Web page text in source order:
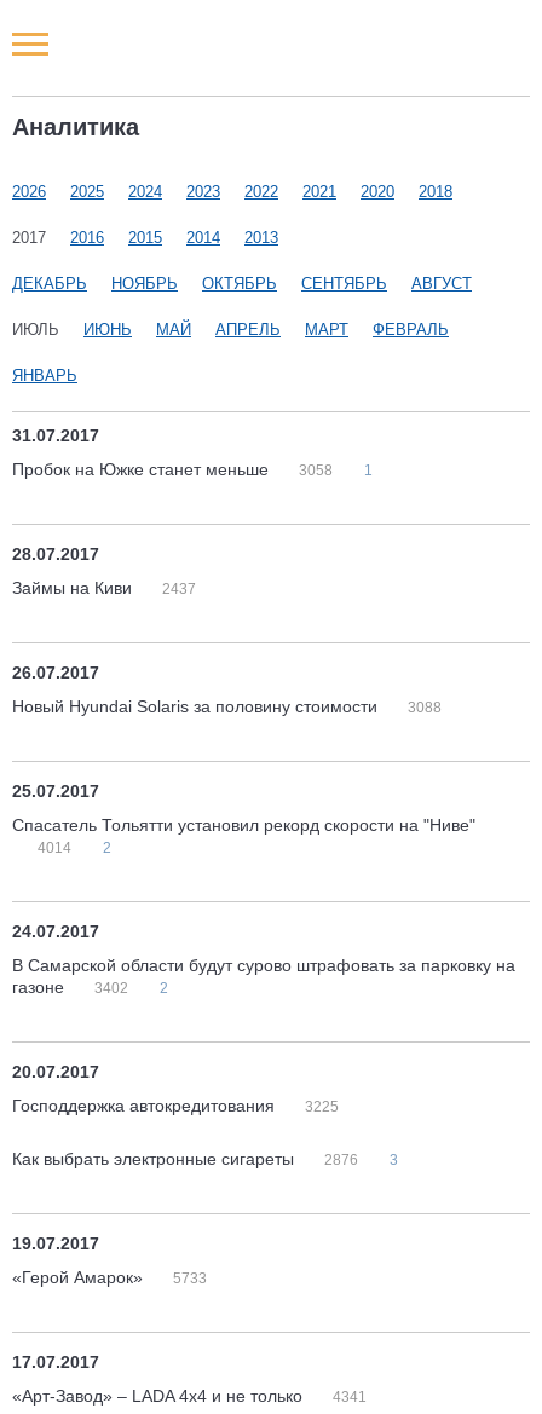
Аналитика
2026 2025 2024 2023 2022 2021 2020 2018
2017 2016 2015 2014 2013
ДЕКАБРЬ НОЯБРЬ ОКТЯБРЬ СЕНТЯБРЬ АВГУСТ
ИЮЛЬ ИЮНЬ МАЙ АПРЕЛЬ МАРТ ФЕВРАЛЬ
ЯНВАРЬ
31.07.2017
Пробок на Южке станет меньше
3058 1
28.07.2017
Займы на Киви
2437
26.07.2017
Новый Hyundai Solaris за половину стоимости
3088
25.07.2017
Спасатель Тольятти установил рекорд скорости на "Ниве"
4014 2
24.07.2017
В Самарской области будут сурово штрафовать за парковку на
газоне
3402 2
20.07.2017
Господдержка автокредитования
3225
Как выбрать электронные сигареты 2876 3
19.07.2017
«Герой Амарок»
5733
17.07.2017
«Арт-Завод» – LADA 4x4 и не только
4341
Новости РФ
Наши мероприятия
Статьи